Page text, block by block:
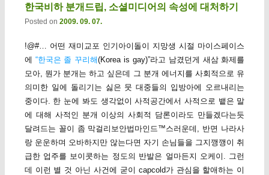
한국비하 분개드립, 소셜미디어의 속성에 대처하기
Posted on 2009. 09. 07.
!@#… 어떤 재미교포 인기아이돌이 지망생 시절 마이스페이스
에 “한국은 졸 꾸리해(Korea is gay)”라고 남겼던게 새삼 화제를
모아, 뭔가 분개는 하고 싶은데 그 분개 에너지를 사회적으로 유
의미한 일에 돌리기는 싫은 뭇 대중들의 입방아에 오르내리는
중이다. 한 눈에 봐도 생각없이 사적공간에서 사적으로 뱉은 말
에 대해 사적인 분개 이상의 사회적 담론이라도 만들겠다는듯
달려드는 꼴이 좀 막걸리보안법마인드™스러운데, 반면 나라사
랑 운운하며 오바하지만 않는다면 자기 손님들을 그지깽깽이 취
급한 업주를 보이콧하는 정도의 반발은 얼마든지 오케이. 그런
데 이런 별 것 아닌 사건에 굳이 capcold가 관심을 할애하는 이